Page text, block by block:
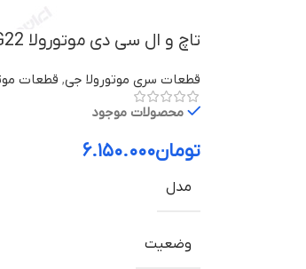
تاچ و ال سی دی موتورولا Moto G22 با گارانتی
قطعات سری موتورولا جی, قطعات
محصولات موجود
تومان۶.۱۵۰.۰۰۰
مدل
وضعیت